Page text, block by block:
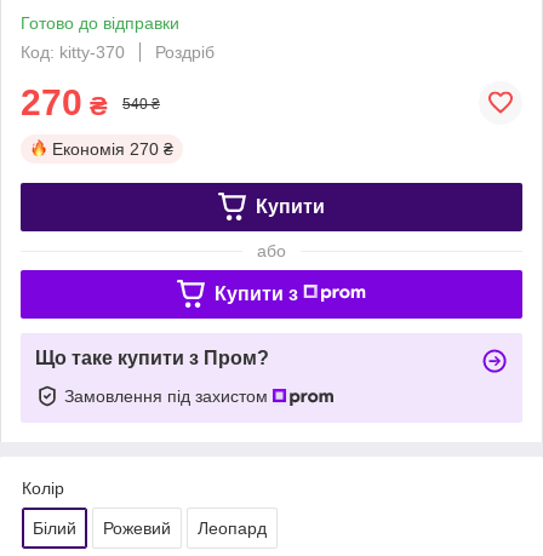
Готово до відправки
Код: kitty-370
Роздріб
270 ₴ 540 ₴
Економія 270 ₴
Купити
або
Купити з
Що таке купити з Пром?
Замовлення під захистом
Колір
Білий Рожевий Леопард